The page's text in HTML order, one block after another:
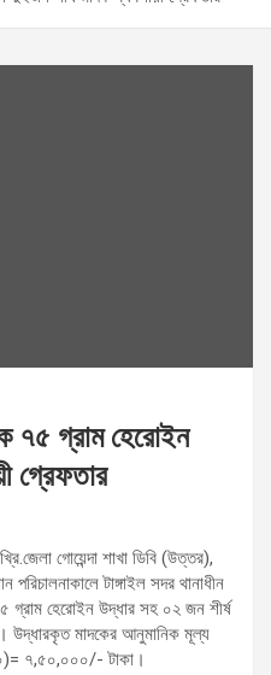
৭৫ গ্রাম হেরোইন
গ্রেফতার
গোয়েন্দা শাখা ডিবি (উত্তর),
টাঙ্গাইল সদর থানাধীন
গ্রাম হেরোইন উদ্ধার সহ ০২ জন শীর্ষ
উদ্ধারকৃত মাদকের আনুমানিক মূল্য
৭,৫০,০০০/- টাকা।